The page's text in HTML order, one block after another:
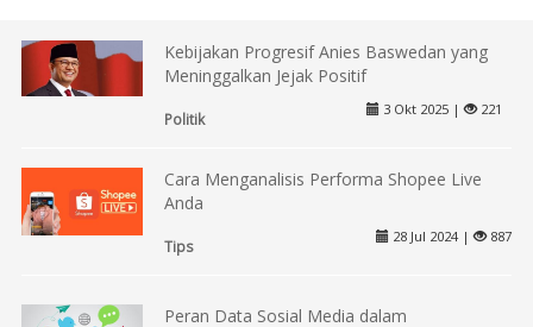
Kebijakan Progresif Anies Baswedan yang
Meninggalkan Jejak Positif
Politik
3 Okt 2025 | 221
Cara Menganalisis Performa Shopee Live
Anda
Tips
28 Jul 2024 | 887
Peran Data Sosial Media dalam